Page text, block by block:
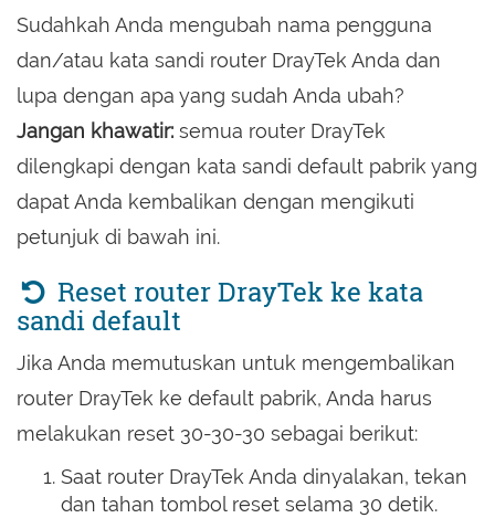
Sudahkah Anda mengubah nama pengguna
dan/atau kata sandi router DrayTek Anda dan
lupa dengan apa yang sudah Anda ubah?
Jangan khawatir: semua router DrayTek
dilengkapi dengan kata sandi default pabrik yang
dapat Anda kembalikan dengan mengikuti
petunjuk di bawah ini.
Reset router DrayTek ke kata
sandi default
Jika Anda memutuskan untuk mengembalikan
router DrayTek ke default pabrik, Anda harus
melakukan reset 30-30-30 sebagai berikut:
Saat router DrayTek Anda dinyalakan, tekan
dan tahan tombol reset selama 30 detik.